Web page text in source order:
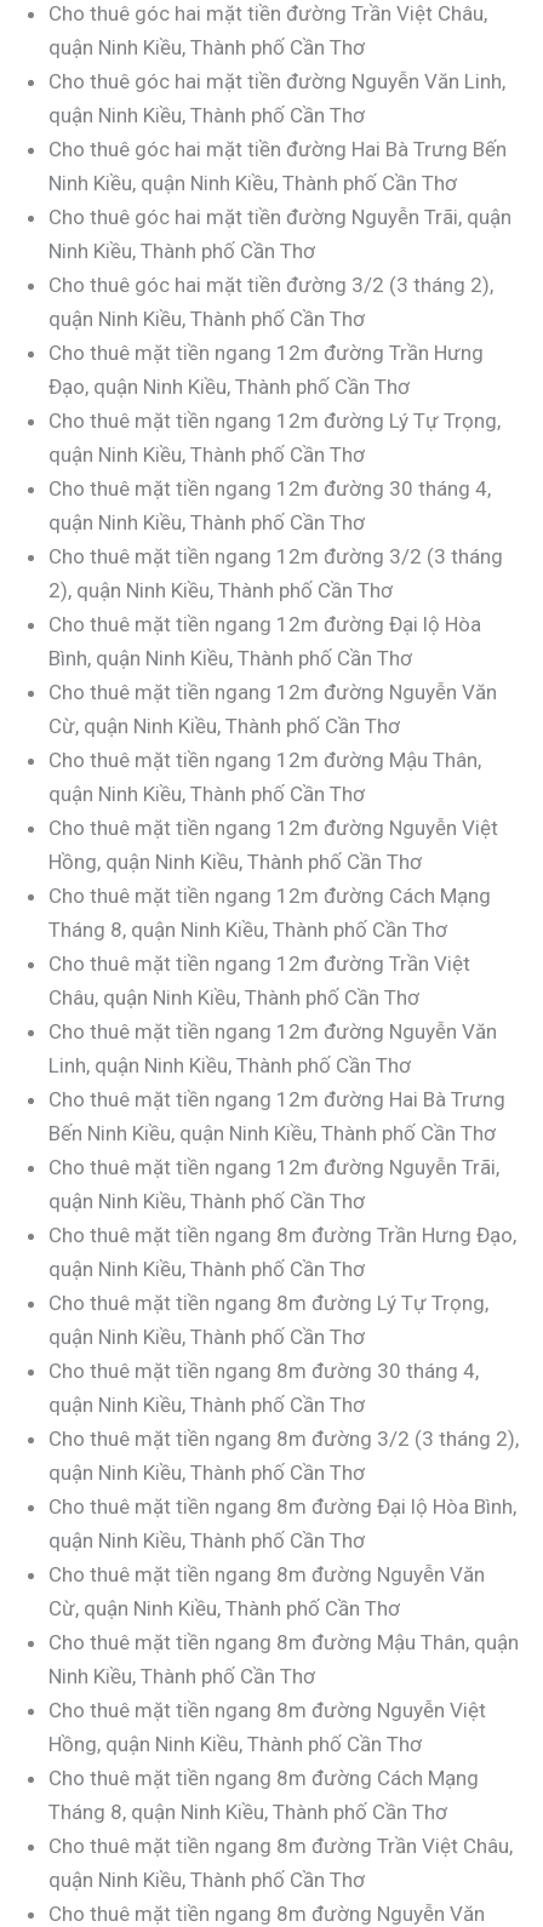
Cho thuê góc hai mặt tiền đường Trần Việt Châu,
quận Ninh Kiều, Thành phố Cần Thơ
Cho thuê góc hai mặt tiền đường Nguyễn Văn Linh,
quận Ninh Kiều, Thành phố Cần Thơ
Cho thuê góc hai mặt tiền đường Hai Bà Trưng Bến
Ninh Kiều, quận Ninh Kiều, Thành phố Cần Thơ
Cho thuê góc hai mặt tiền đường Nguyễn Trãi, quận
Ninh Kiều, Thành phố Cần Thơ
Cho thuê góc hai mặt tiền đường 3/2 (3 tháng 2),
quận Ninh Kiều, Thành phố Cần Thơ
Cho thuê mặt tiền ngang 12m đường Trần Hưng
Đạo, quận Ninh Kiều, Thành phố Cần Thơ
Cho thuê mặt tiền ngang 12m đường Lý Tự Trọng,
quận Ninh Kiều, Thành phố Cần Thơ
Cho thuê mặt tiền ngang 12m đường 30 tháng 4,
quận Ninh Kiều, Thành phố Cần Thơ
Cho thuê mặt tiền ngang 12m đường 3/2 (3 tháng
2), quận Ninh Kiều, Thành phố Cần Thơ
Cho thuê mặt tiền ngang 12m đường Đại lộ Hòa
Bình, quận Ninh Kiều, Thành phố Cần Thơ
Cho thuê mặt tiền ngang 12m đường Nguyễn Văn
Cừ, quận Ninh Kiều, Thành phố Cần Thơ
Cho thuê mặt tiền ngang 12m đường Mậu Thân,
quận Ninh Kiều, Thành phố Cần Thơ
Cho thuê mặt tiền ngang 12m đường Nguyễn Việt
Hồng, quận Ninh Kiều, Thành phố Cần Thơ
Cho thuê mặt tiền ngang 12m đường Cách Mạng
Tháng 8, quận Ninh Kiều, Thành phố Cần Thơ
Cho thuê mặt tiền ngang 12m đường Trần Việt
Châu, quận Ninh Kiều, Thành phố Cần Thơ
Cho thuê mặt tiền ngang 12m đường Nguyễn Văn
Linh, quận Ninh Kiều, Thành phố Cần Thơ
Cho thuê mặt tiền ngang 12m đường Hai Bà Trưng
Bến Ninh Kiều, quận Ninh Kiều, Thành phố Cần Thơ
Cho thuê mặt tiền ngang 12m đường Nguyễn Trãi,
quận Ninh Kiều, Thành phố Cần Thơ
Cho thuê mặt tiền ngang 8m đường Trần Hưng Đạo,
quận Ninh Kiều, Thành phố Cần Thơ
Cho thuê mặt tiền ngang 8m đường Lý Tự Trọng,
quận Ninh Kiều, Thành phố Cần Thơ
Cho thuê mặt tiền ngang 8m đường 30 tháng 4,
quận Ninh Kiều, Thành phố Cần Thơ
Cho thuê mặt tiền ngang 8m đường 3/2 (3 tháng 2),
quận Ninh Kiều, Thành phố Cần Thơ
Cho thuê mặt tiền ngang 8m đường Đại lộ Hòa Bình,
quận Ninh Kiều, Thành phố Cần Thơ
Cho thuê mặt tiền ngang 8m đường Nguyễn Văn
Cừ, quận Ninh Kiều, Thành phố Cần Thơ
Cho thuê mặt tiền ngang 8m đường Mậu Thân, quận
Ninh Kiều, Thành phố Cần Thơ
Cho thuê mặt tiền ngang 8m đường Nguyễn Việt
Hồng, quận Ninh Kiều, Thành phố Cần Thơ
Cho thuê mặt tiền ngang 8m đường Cách Mạng
Tháng 8, quận Ninh Kiều, Thành phố Cần Thơ
Cho thuê mặt tiền ngang 8m đường Trần Việt Châu,
quận Ninh Kiều, Thành phố Cần Thơ
Cho thuê mặt tiền ngang 8m đường Nguyễn Văn